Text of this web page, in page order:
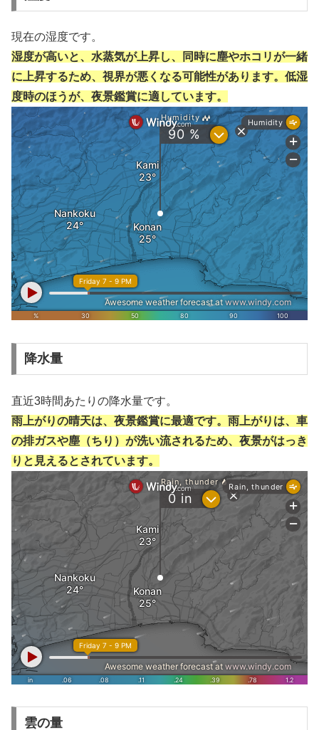
現在の湿度です。
湿度が高いと、水蒸気が上昇し、同時に塵やホコリが一緒
に上昇するため、視界が悪くなる可能性があります。低湿
度時のほうが、夜景鑑賞に適しています。
降水量
直近3時間あたりの降水量です。
雨上がりの晴天は、夜景鑑賞に最適です。雨上がりは、車
の排ガスや塵（ちり）が洗い流されるため、夜景がはっき
りと見えるとされています。
雲の量